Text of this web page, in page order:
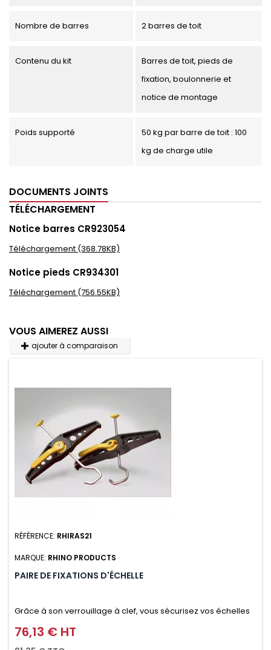
Nombre de barres 2 barres de toit
Contenu du kit
Barres de toit, pieds de
fixation, boulonnerie et
notice de montage
Poids supporté
50 kg par barre de toit : 100
kg de charge utile
DOCUMENTS JOINTS
TÉLÉCHARGEMENT
Notice barres CR923054
Téléchargement (368.78KB)
Notice pieds CR934301
Téléchargement (756.55KB)
VOUS AIMEREZ AUSSI
ajouter à comparaison
RÉFÉRENCE: RHIRAS21
MARQUE: RHINO PRODUCTS
PAIRE DE FIXATIONS D'ÉCHELLE
Grâce à son verrouillage à clef, vous sécurisez vos échelles
d'un seul geste aussi bien contre le vol que pendant le
transport. Référence vendue par paire.
Prix
76,13 € HT